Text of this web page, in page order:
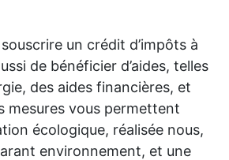
un crédit d’impôts à
de bénéficier d’aides, telles
des aides financières, et
mesures vous permettent
écologique, réalisée nous,
environnement, et une